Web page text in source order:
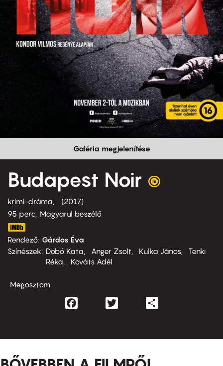
Galéria megjelenítése
Budapest Noir
krimi-dráma
2017
95 perc,
Magyarul beszélő
Rendező Gárdos Éva
Színészek
Dobó Kata Anger Zsolt Kulka János
Tenki
Réka
Kováts Adél
Megosztom
Facebook